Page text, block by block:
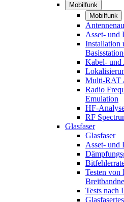
Mobilfunk
Mobilfunk
Asset- und
Installation
Kabel- und
Multi-RAT
Radio
Emulation
HF-
RF
Glasfaser
Glasfaser
Asset- und
Testen
Tests nach